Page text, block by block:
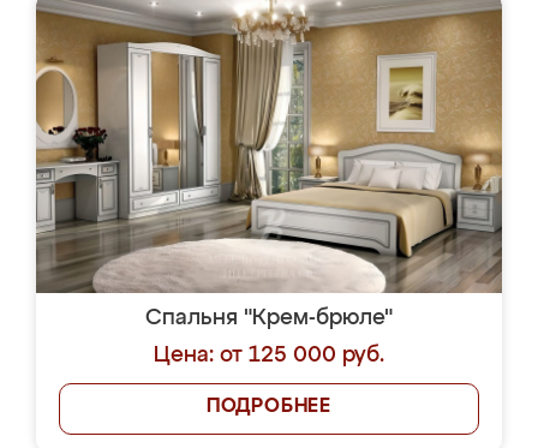
Спальня "Крем-брюле"
Цена: от 125 000 руб.
ПОДРОБНЕЕ